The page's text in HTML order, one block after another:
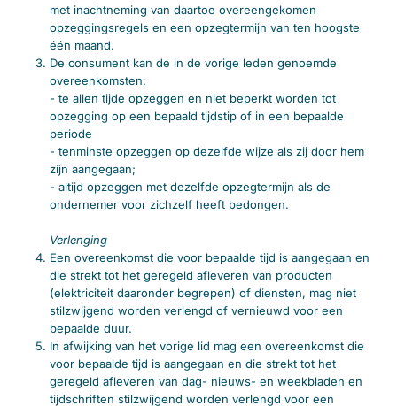
met inachtneming van daartoe overeengekomen
opzeggingsregels en een opzegtermijn van ten hoogste
één maand.
De consument kan de in de vorige leden genoemde
overeenkomsten:
- te allen tijde opzeggen en niet beperkt worden tot
opzegging op een bepaald tijdstip of in een bepaalde
periode
- tenminste opzeggen op dezelfde wijze als zij door hem
zijn aangegaan;
- altijd opzeggen met dezelfde opzegtermijn als de
ondernemer voor zichzelf heeft bedongen.
Verlenging
Een overeenkomst die voor bepaalde tijd is aangegaan en
die strekt tot het geregeld afleveren van producten
(elektriciteit daaronder begrepen) of diensten, mag niet
stilzwijgend worden verlengd of vernieuwd voor een
bepaalde duur.
In afwijking van het vorige lid mag een overeenkomst die
voor bepaalde tijd is aangegaan en die strekt tot het
geregeld afleveren van dag- nieuws- en weekbladen en
tijdschriften stilzwijgend worden verlengd voor een